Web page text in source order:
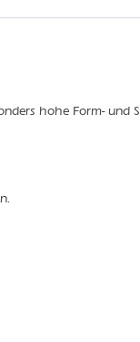
hohe Form- und